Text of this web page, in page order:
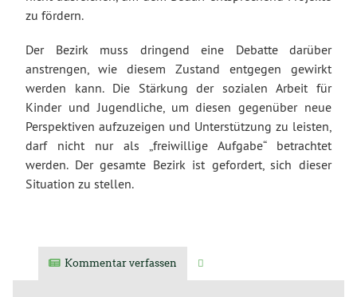
zu fördern.
Der Bezirk muss dringend eine Debatte darüber
anstrengen, wie diesem Zustand entgegen gewirkt
werden kann. Die Stärkung der sozialen Arbeit für
Kinder und Jugendliche, um diesen gegenüber neue
Perspektiven aufzuzeigen und Unterstützung zu leisten,
darf nicht nur als „freiwillige Aufgabe“ betrachtet
werden. Der gesamte Bezirk ist gefordert, sich dieser
Situation zu stellen.
Kommentar verfassen